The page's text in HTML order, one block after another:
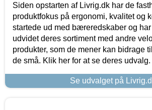
Siden opstarten af Livrig.dk har de
produktfokus på ergonomi, kvalitet og
startede ud med bæreredskaber og
udvidet deres sortiment med andre
produkter, som de mener kan bidrage
de små. Klik her for at se deres udvalg.
Se udvalget på